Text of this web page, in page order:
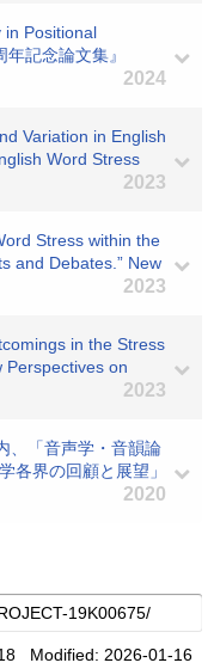
in Positional
記念論文集』
2024
Variation in English
Word Stress
2023
Stress within the
and Debates.” New
2023
in the Stress
Perspectives on
2023
、「音声学・音韻論
各界の回顧と展望」
2020
Modified: 2026-01-16